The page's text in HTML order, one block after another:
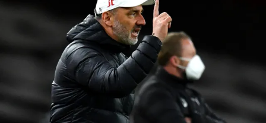
DALŠÍ SPORTY
Americký fotbal
Baseball a softbal
Basketbal
NEPŘEHLÉDNĚTE
Soutěže
Historické návraty